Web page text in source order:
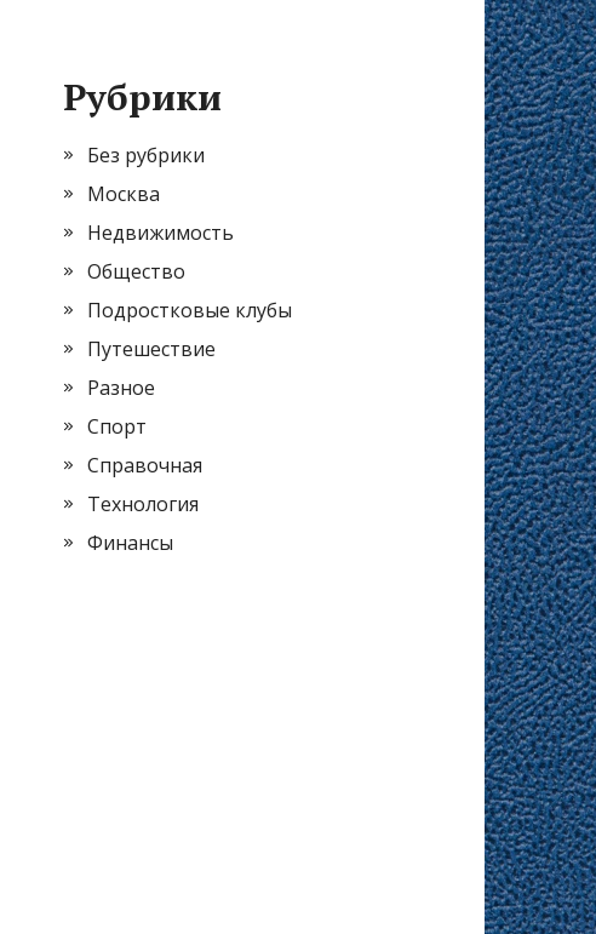
Рубрики
Без рубрики
Москва
Недвижимость
Общество
Подростковые клубы
Путешествие
Разное
Спорт
Справочная
Технология
Финансы